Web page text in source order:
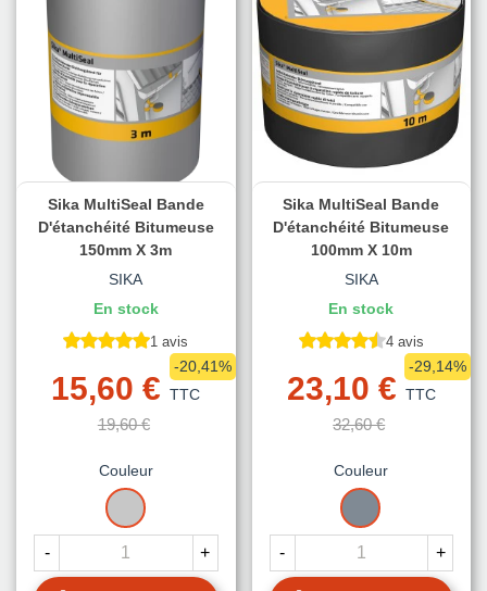
Sika MultiSeal Bande
D'étanchéité Bitumeuse
150mm X 3m
SIKA
En stock
1 avis
15,60 € TTC
19,60 €
-20,41%
Couleur
ALUMINIUM
- +
Sika MultiSeal Bande
D'étanchéité Bitumeuse
100mm X 10m
SIKA
En stock
4 avis
23,10 € TTC
32,60 €
-29,14%
Couleur
GRIS
- +